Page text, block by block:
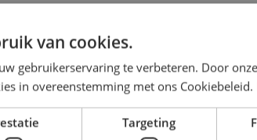
van cookies.
gebruikerservaring te verbeteren. Door
in overeenstemming met ons Cookiebeleid.
Targeting